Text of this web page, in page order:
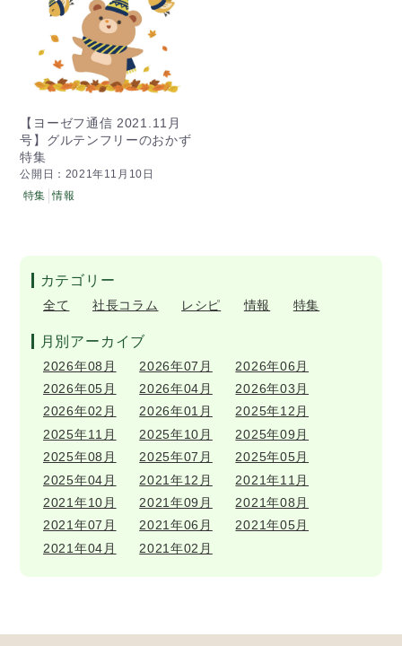
【ヨーゼフ通信 2021.11月
号】グルテンフリーのおかず
特集
公開日：2021年11月10日
特集 情報
カテゴリー
全て 社長コラム レシピ 情報 特集
月別アーカイブ
2026年08月 2026年07月
2026年06月
2026年05月
2026年04月
2026年03月
2026年02月
2026年01月
2025年12月
2025年11月
2025年10月
2025年09月
2025年08月
2025年07月
2025年05月
2025年04月
2021年12月
2021年11月
2021年10月
2021年09月
2021年08月
2021年07月
2021年06月
2021年05月
2021年04月
2021年02月